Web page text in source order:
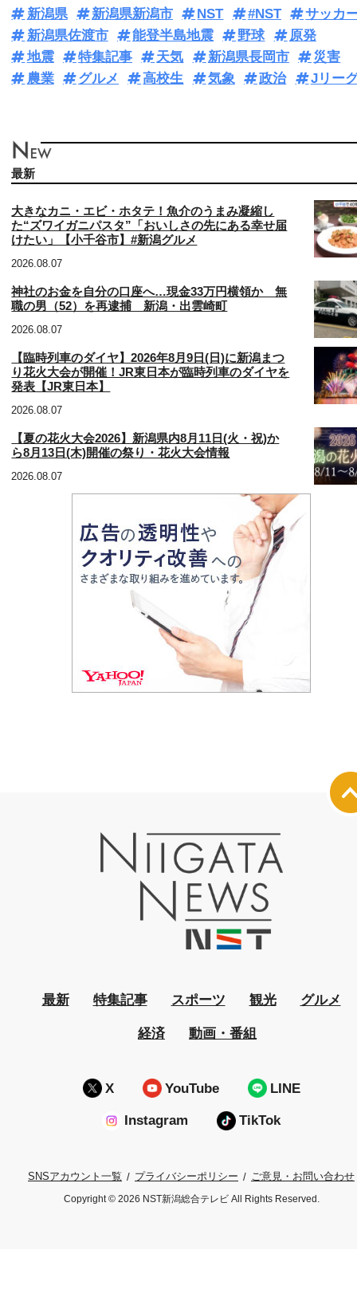
新潟県 新潟県新潟市 NST #NST
サッカ
新潟県佐渡市
能登半島地震 野球
原発
地震
特集記事 天気 新潟県長岡市
災害
農業
グルメ 高校生 気象 政治 Jリー
最新
大きなカニ・エビ・ホタテ！魚介のうまみ凝縮し
た“ズワイガニパスタ”「おいしさの先にある幸せ届
けたい」【小千谷市】#新潟グルメ
2026.08.07
神社のお金を自分の口座へ…現金33万円横領か 無
職の男（52）を再逮捕 新潟・出雲崎町
2026.08.07
【臨時列車のダイヤ】2026年8月9日(日)に新潟まつ
り花火大会が開催！JR東日本が臨時列車のダイヤを
発表【JR東日本】
2026.08.07
【夏の花火大会2026】新潟県内8月11日(火・祝)か
ら8月13日(木)開催の祭り・花火大会情報
2026.08.07
最新 特集記事 スポーツ 観光 グルメ
経済 動画・番組
X YouTube LINE
Instagram TikTok
SNSアカウント一覧 プライバシーポリシー ご意見・お問い合わせ
Copyright © 2026 NST新潟総合テレビ All Rights Reserved.